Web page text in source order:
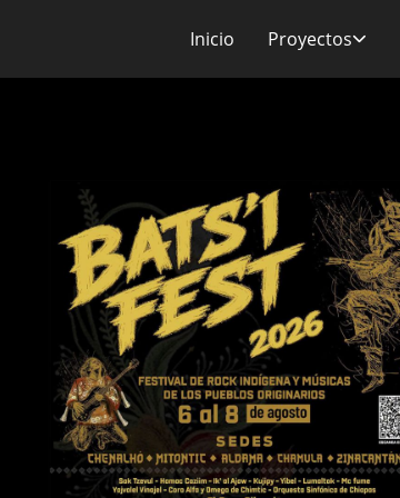
Inicio Proyectos